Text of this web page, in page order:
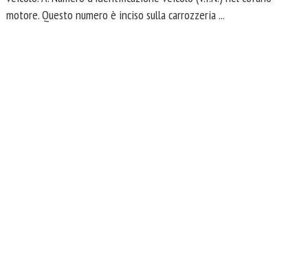
motore. Questo numero è inciso sulla carrozzeria ...